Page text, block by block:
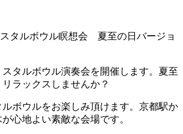
ルボウル瞑想会 夏至の日バージョ
タルボウル演奏会を開催します。夏至
ラックスしませんか？
ボウルをお楽しみ頂けます。京都駅か
心地よい素敵な会場です。